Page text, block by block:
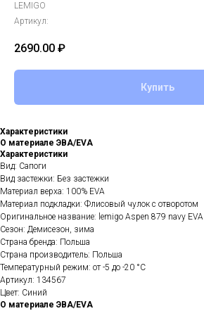
LEMIGO
Артикул:
2690.00 ₽
Купить
Характеристики
О материале ЭВА/EVA
Характеристики
Вид: Сапоги
Вид застежки: Без застежки
Материал верха: 100% EVA
Материал подкладки: Флисовый чулок с отворотом
Оригинальное название: lemigo Aspen 879 navy EVA
Сезон: Демисезон, зима
Страна бренда: Польша
Страна производитель: Польша
Температурный режим: от -5 до -20 °C
Артикул: 134567
Цвет: Синий
О материале ЭВА/EVA